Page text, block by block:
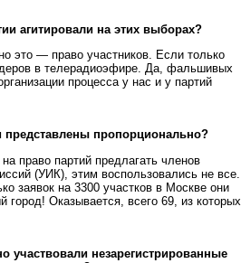
агитировали на этих выборах?
это — право участников. Если только
в телерадиоэфире. Да, фальшивых
процесса у нас и у партий
пропорционально?
право партий предлагать членов
(УИК), этим воспользовались не все.
заявок на 3300 участков в Москве они
город! Оказывается, всего 69, из которых
участвовали незарегистрированные